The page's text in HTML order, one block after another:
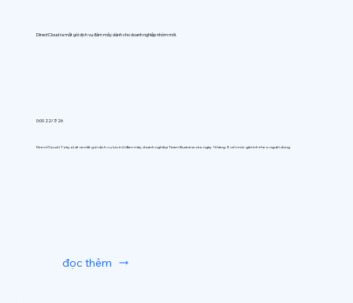
DirectCloud ra mắt gói dịch vụ đám mây dành cho doanh nghiệp nhóm mới.
0:00 22/7/26
DirectCloud (Tokyo) sẽ ra mắt gói dịch vụ lưu trữ đám mây doanh nghiệp Team Business vào ngày 1 tháng 9, với mức giá tính theo người dùng.
đọc thêm